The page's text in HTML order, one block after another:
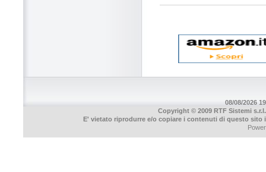
08/08/2026
Copyright © 2009 RTF Sistemi
E' vietato riprodurre e/o copiare i contenuti di questo